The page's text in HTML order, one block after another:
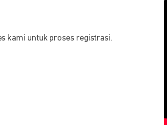
kami untuk proses registrasi.